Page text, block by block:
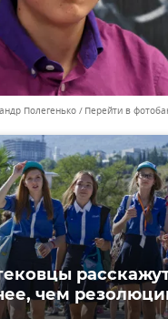
Полегенько Перейти в
чем